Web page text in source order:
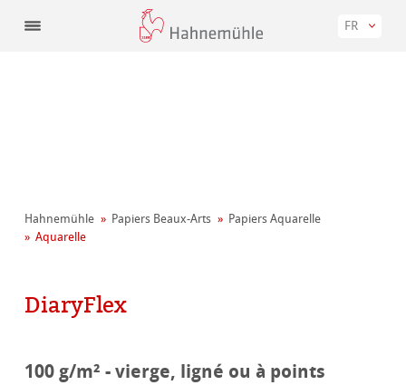
FR
Hahnemühle Papiers Beaux-Arts
Papiers Aquarelle
Aquarelle
DiaryFlex
100 g/m² - vierge, ligné ou à points